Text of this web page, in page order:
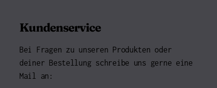
Kundenservice
Bei Fragen zu unseren Produkten oder
deiner Bestellung schreibe uns gerne eine
Mail an: